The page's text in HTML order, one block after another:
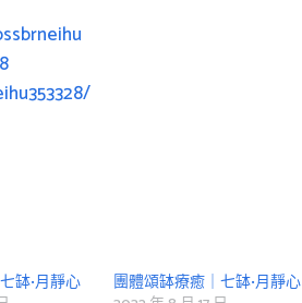
缽•月靜心
團體頌缽療癒｜七缽•月靜心